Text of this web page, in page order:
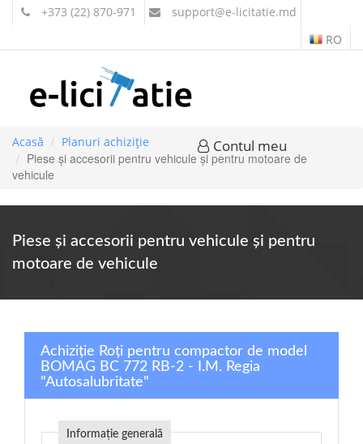
+373 (22) 870-971 support@e-licitatie.md
RO
Contul meu
Acasă Planuri achiziție
Piese şi accesorii pentru vehicule şi pentru motoare de
vehicule
Piese şi accesorii pentru vehicule şi pentru
motoare de vehicule
Achiziție Roți pentru compactor de model
BOMAG BC 772 RB-2 - I.M. Regia
"Autosalubritate"
Informație generală